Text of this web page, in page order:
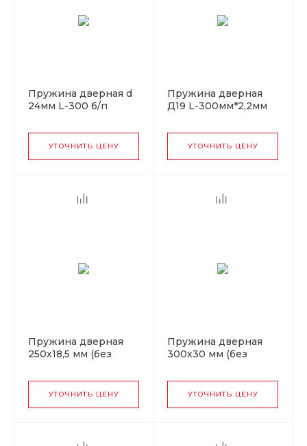
Пружина дверная d
24мм L-300 б/п
УТОЧНИТЬ ЦЕНУ
Пружина дверная
Д19 L-300мм*2,2мм
УТОЧНИТЬ ЦЕНУ
Пружина дверная
250х18,5 мм (без
УТОЧНИТЬ ЦЕНУ
Пружина дверная
300х30 мм (без
упаковкой
УТОЧНИТЬ ЦЕНУ